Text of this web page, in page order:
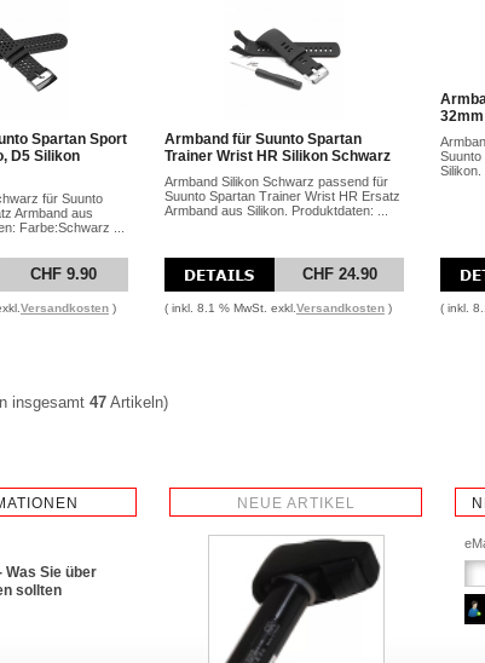
Spartan Sport
D5 Silikon
für Suunto
Armband aus
Farbe:Schwarz ...
CHF 9.90
Versandkosten )
Armband für Suunto Spartan
Trainer Wrist HR Silikon Schwarz
Armband Silikon Schwarz passend für
Suunto Spartan Trainer Wrist HR Ersatz
Armband aus Silikon. Produktdaten: ...
CHF 24.90
( inkl. 8.1 % MwSt. exkl. Versandkosten )
Suunto
Silikon.
( inkl.
insgesamt 47 Artikeln)
Was Sie über
sollten
NEUE ARTIKEL